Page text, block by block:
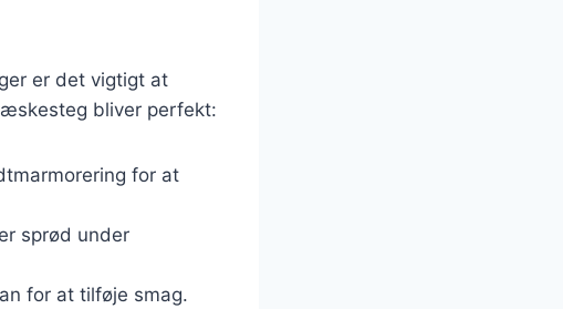
er det vigtigt at
bliver perfekt:
for at
sprød under
for at tilføje smag.